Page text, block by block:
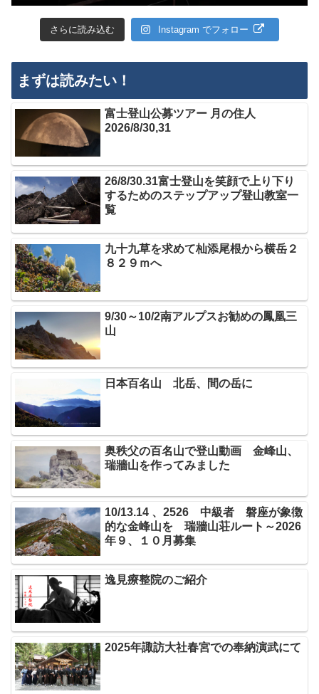
さらに読み込む Instagram でフォロー
まずは読みたい！
富士登山公募ツアー 月の住人
2026/8/30,31
26/8/30.31富士登山を笑顔で上り下り
するためのステップアップ登山教室一
覧
九十九草を求めて杣添尾根から横岳２
８２９ｍへ
9/30～10/2南アルプスお勧めの鳳凰三
山
日本百名山 北岳、間の岳に
奥秩父の百名山で登山動画 金峰山、
瑞牆山を作ってみました
10/13.14 、2526 中級者 磐座が象徴
的な金峰山を 瑞牆山荘ルート～2026
年９、１０月募集
逸見療整院のご紹介
2025年諏訪大社春宮での奉納演武にて